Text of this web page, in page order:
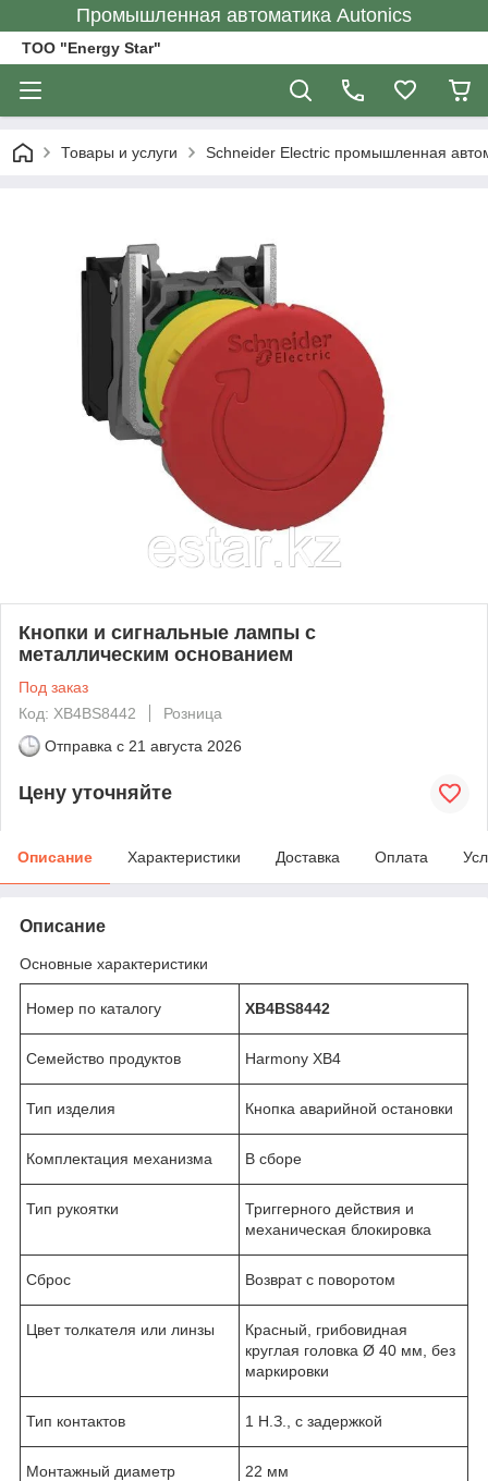
Промышленная автоматика Autonics
ТОО "Energy Star"
Товары и услуги Schneider Electric промышленная
Кнопки и сигнальные лампы с
металлическим основанием
Под заказ
Код: XB4BS8442
Розница
Отправка с 21 августа 2026
Цену уточняйте
Описание Характеристики Доставка Оплата
Описание
Основные характеристики
Номер по каталогу XB4BS8442
Семейство продуктов Harmony XB4
Тип изделия Кнопка аварийной остановки
Комплектация механизма В сборе
Тип рукоятки
Триггерного действия и
механическая блокировка
Сброс Возврат с поворотом
Цвет толкателя или линзы
Красный, грибовидная
круглая головка Ø 40 мм, без
маркировки
Тип контактов 1 Н.З., с задержкой
Монтажный диаметр 22 мм